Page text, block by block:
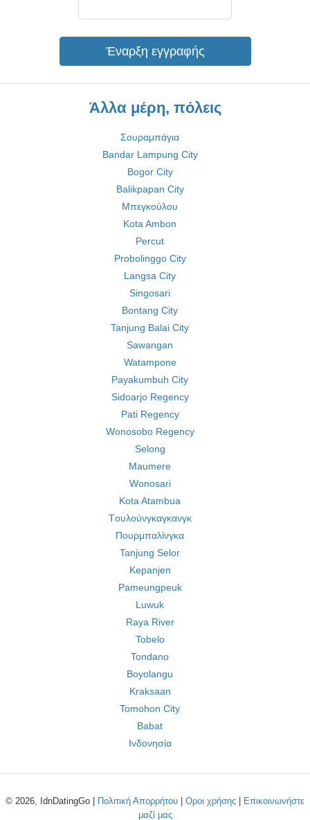
Έναρξη εγγραφής
Άλλα μέρη, πόλεις
Σουραμπάγια
Bandar Lampung City
Bogor City
Balikpapan City
Μπεγκούλου
Kota Ambon
Percut
Probolinggo City
Langsa City
Singosari
Bontang City
Tanjung Balai City
Sawangan
Watampone
Payakumbuh City
Sidoarjo Regency
Pati Regency
Wonosobo Regency
Selong
Maumere
Wonosari
Kota Atambua
Tουλούνγκαγκανγκ
Πουρμπαλίνγκα
Tanjung Selor
Kepanjen
Pameungpeuk
Luwuk
Raya River
Tobelo
Tondano
Boyolangu
Kraksaan
Tomohon City
Babat
Ινδονησία
© 2026, IdnDatingGo | Πολιτική Απορρήτου Οροι χρήσης
Επικοινωνήστε
μαζί μας